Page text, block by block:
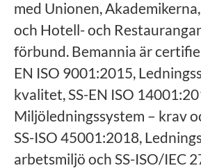
med Unionen,
och Hotell- och
förbund. Bemannia är
EN ISO 9001:2015,
kvalitet, SS-EN ISO
Miljöledningssystem – krav
SS-ISO 45001:2018,
arbetsmiljö och SS-ISO/IEC